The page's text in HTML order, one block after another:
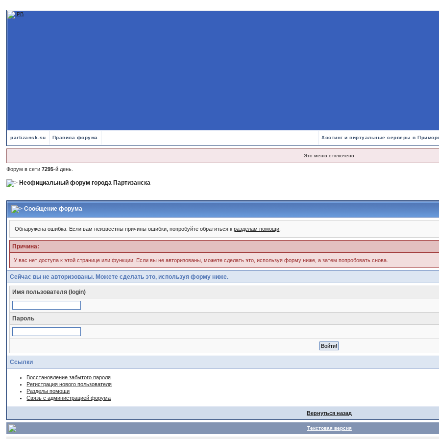
partizansk.su Правила форума Хостинг и виртуальные серверы в
Это меню отключено
Форум в сети7295-й день.
Неофициальный форум города Партизанска
Сообщение форума
Обнаружена ошибка. Если вам неизвестны причины ошибки, попробуйте обратиться кразделам помощи
Причина:
У вас нет доступа к этой странице или функции. Если вы не авторизованы, можете сделать это, используя форму ниже, а затем попробовать снова.
Сейчас вы не авторизованы. Можете сделать это, используя форму ниже.
Имя пользователя (login)
Пароль
Ссылки
Восстановление забытого пароля
Регистрация нового пользователя
Разделы помощи
Связь с администрацией форума
Вернуться назад
Текстовая версия